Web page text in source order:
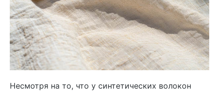
Несмотря на то, что у синтетических волокон